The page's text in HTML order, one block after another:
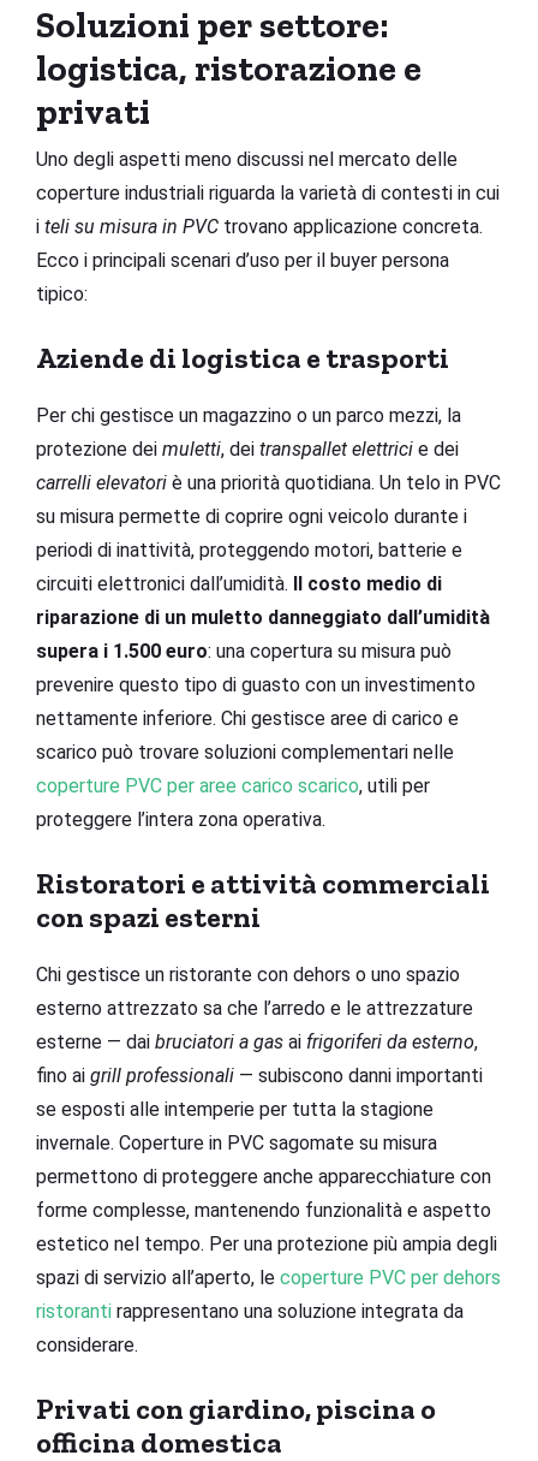
Soluzioni per settore:
logistica, ristorazione e
privati
Uno degli aspetti meno discussi nel mercato delle
coperture industriali riguarda la varietà di contesti in cui
i teli su misura in PVC trovano applicazione concreta.
Ecco i principali scenari d’uso per il buyer persona
tipico:
Aziende di logistica e trasporti
Per chi gestisce un magazzino o un parco mezzi, la
protezione dei muletti, dei transpallet elettrici e dei
carrelli elevatori è una priorità quotidiana. Un telo in PVC
su misura permette di coprire ogni veicolo durante i
periodi di inattività, proteggendo motori, batterie e
circuiti elettronici dall’umidità. Il costo medio di
riparazione di un muletto danneggiato dall’umidità
supera i 1.500 euro: una copertura su misura può
prevenire questo tipo di guasto con un investimento
nettamente inferiore. Chi gestisce aree di carico e
scarico può trovare soluzioni complementari nelle
coperture PVC per aree carico scarico, utili per
proteggere l’intera zona operativa.
Ristoratori e attività commerciali
con spazi esterni
Chi gestisce un ristorante con dehors o uno spazio
esterno attrezzato sa che l’arredo e le attrezzature
esterne — dai bruciatori a gas ai frigoriferi da esterno,
fino ai grill professionali — subiscono danni importanti
se esposti alle intemperie per tutta la stagione
invernale. Coperture in PVC sagomate su misura
permettono di proteggere anche apparecchiature con
forme complesse, mantenendo funzionalità e aspetto
estetico nel tempo. Per una protezione più ampia degli
spazi di servizio all’aperto, le coperture PVC per dehors
ristoranti rappresentano una soluzione integrata da
considerare.
Privati con giardino, piscina o
officina domestica